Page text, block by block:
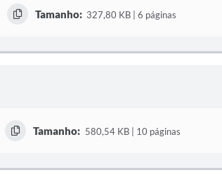
Tamanho: 327,80 KB | 6 páginas
Tamanho: 580,54 KB | 10 páginas